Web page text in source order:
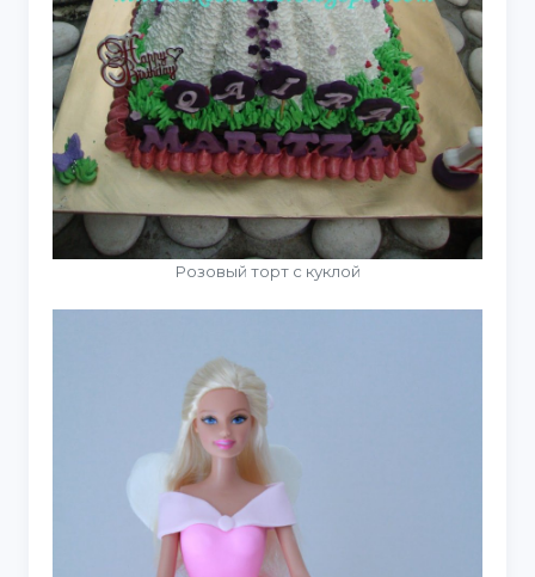
Розовый торт с куклой